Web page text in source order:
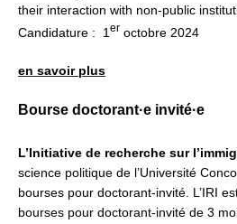
their interaction with non-public
Candidature : 1 er octobre 2024
en savoir plus
Bourse doctorant·e invité·e
L’Initiative de recherche sur
science politique de l’Université
bourses pour doctorant-invité. L’IRI
bourses pour doctorant-invité de 3